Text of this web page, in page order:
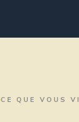
CE QUE VOUS